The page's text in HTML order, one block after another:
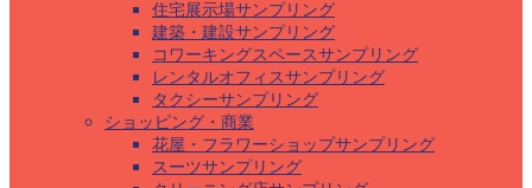
住宅展示場サンプリング
建築・建設サンプリング
コワーキングスペースサンプリング
レンタルオフィスサンプリング
タクシーサンプリング
ショッピング・商業
花屋・フラワーショップサンプリング
スーツサンプリング